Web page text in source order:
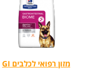
מזון רפואי לכלבים GI